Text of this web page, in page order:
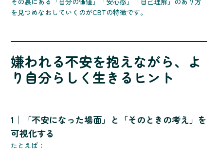
を見つめなおしていくのがCBTの特徴です。
嫌われる不安を抱えながら、よ
り自分らしく生きるヒント
1｜「不安になった場面」と「そのときの考え」を
可視化する
たとえば：